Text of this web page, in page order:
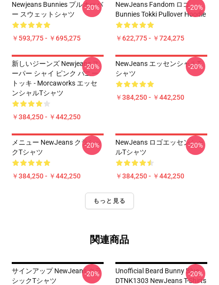
Newjeans Bunnies プルオーバ
ー スウェットシャツ
￥593,775 - ￥695,275
-20%
NewJeans Fandom ロゴ
Bunnies Tokki Pullover Hoodie
￥622,775 - ￥724,275
-20%
新しいジーンズ Newjeans ス
ーパー シャイ ピンク バニー
トッキ - Morcaworks エッセ
ンシャルTシャツ
￥384,250 - ￥442,250
-20%
NewJeans エッセンシャルT
シャツ
￥384,250 - ￥442,250
-20%
メニュー NewJeans クラシッ
クTシャツ
￥384,250 - ￥442,250
-20%
NewJeans ロゴエッセンシャ
ルTシャツ
￥384,250 - ￥442,250
-20%
もっと見る
関連商品
サインアップ NewJeans クラ
シックTシャツ
-20%
Unofficial Beard Bunny Blue
DTNK1303 NewJeans T-Shirts
-20%